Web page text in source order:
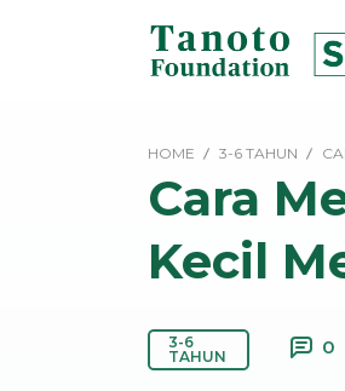
|
Foundation
HOME 3-6 TAHUN
Cara
Kecil
3-6
TAHUN
0